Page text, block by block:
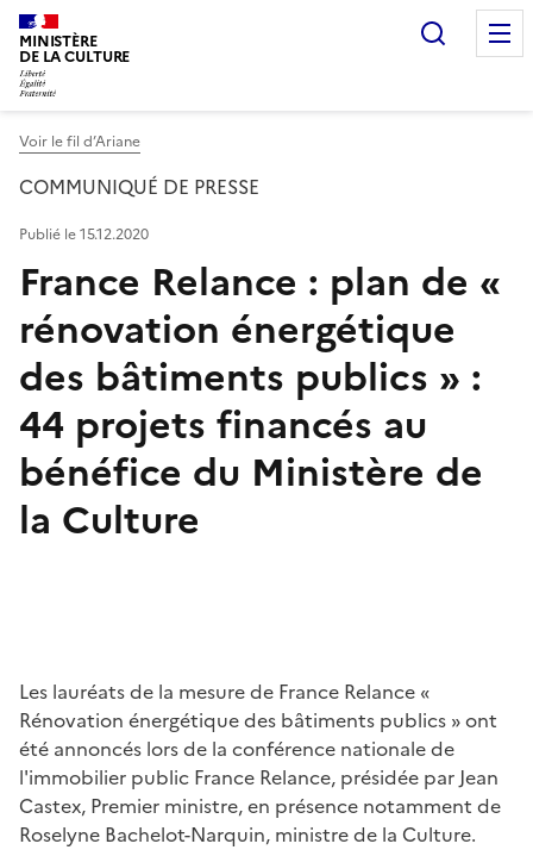
MINISTÈRE
DE LA CULTURE
Voir le fil d’Ariane
COMMUNIQUÉ DE PRESSE
France Relance : plan de «
rénovation énergétique
des bâtiments publics » :
44 projets financés au
bénéfice du Ministère de
la Culture
Publié le 15.12.2020
Les lauréats de la mesure de France Relance «
Rénovation énergétique des bâtiments publics » ont
été annoncés lors de la conférence nationale de
l'immobilier public France Relance, présidée par Jean
Castex, Premier ministre, en présence notamment de
Roselyne Bachelot-Narquin, ministre de la Culture.